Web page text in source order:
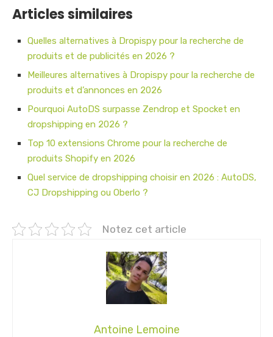
Articles similaires
Quelles alternatives à Dropispy pour la recherche de
produits et de publicités en 2026 ?
Meilleures alternatives à Dropispy pour la recherche de
produits et d’annonces en 2026
Pourquoi AutoDS surpasse Zendrop et Spocket en
dropshipping en 2026 ?
Top 10 extensions Chrome pour la recherche de
produits Shopify en 2026
Quel service de dropshipping choisir en 2026 : AutoDS,
CJ Dropshipping ou Oberlo ?
Notez cet article
Antoine Lemoine